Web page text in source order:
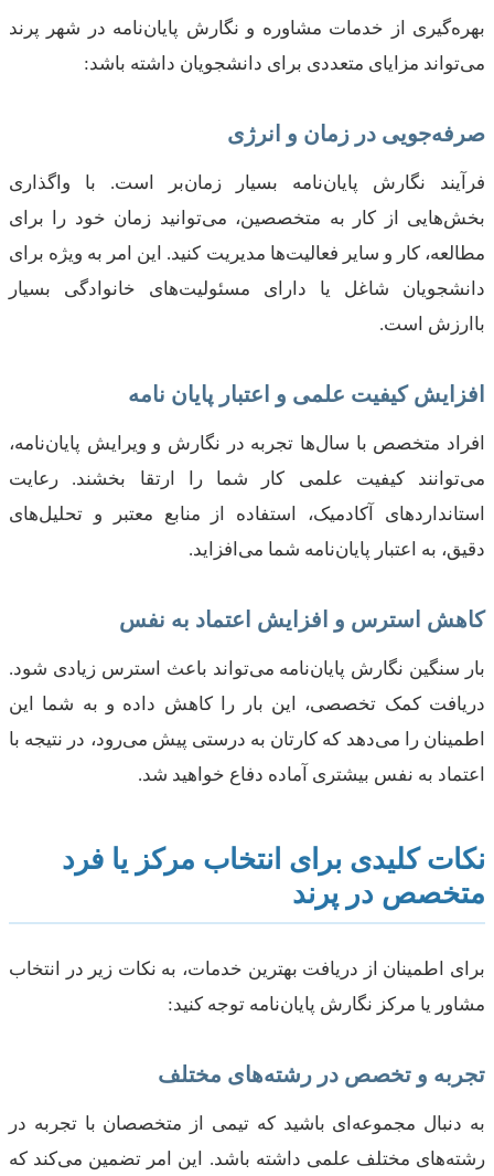
بهره‌گیری از خدمات مشاوره و نگارش پایان‌نامه در شهر پرند
می‌تواند مزایای متعددی برای دانشجویان داشته باشد:
صرفه‌جویی در زمان و انرژی
فرآیند نگارش پایان‌نامه بسیار زمان‌بر است. با واگذاری
بخش‌هایی از کار به متخصصین، می‌توانید زمان خود را برای
مطالعه، کار و سایر فعالیت‌ها مدیریت کنید. این امر به ویژه برای
دانشجویان شاغل یا دارای مسئولیت‌های خانوادگی بسیار
باارزش است.
افزایش کیفیت علمی و اعتبار پایان نامه
افراد متخصص با سال‌ها تجربه در نگارش و ویرایش پایان‌نامه،
می‌توانند کیفیت علمی کار شما را ارتقا بخشند. رعایت
استانداردهای آکادمیک، استفاده از منابع معتبر و تحلیل‌های
دقیق، به اعتبار پایان‌نامه شما می‌افزاید.
کاهش استرس و افزایش اعتماد به نفس
بار سنگین نگارش پایان‌نامه می‌تواند باعث استرس زیادی شود.
دریافت کمک تخصصی، این بار را کاهش داده و به شما این
اطمینان را می‌دهد که کارتان به درستی پیش می‌رود، در نتیجه با
اعتماد به نفس بیشتری آماده دفاع خواهید شد.
نکات کلیدی برای انتخاب مرکز یا فرد
متخصص در پرند
برای اطمینان از دریافت بهترین خدمات، به نکات زیر در انتخاب
مشاور یا مرکز نگارش پایان‌نامه توجه کنید:
تجربه و تخصص در رشته‌های مختلف
به دنبال مجموعه‌ای باشید که تیمی از متخصصان با تجربه در
رشته‌های مختلف علمی داشته باشد. این امر تضمین می‌کند که